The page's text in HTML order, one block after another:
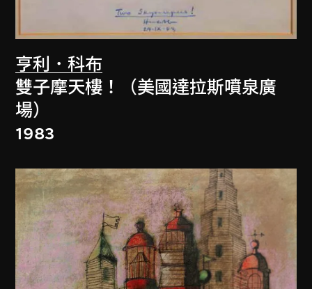
亨利．科布
雙子摩天樓！（美國達拉斯噴泉廣
場）
1983